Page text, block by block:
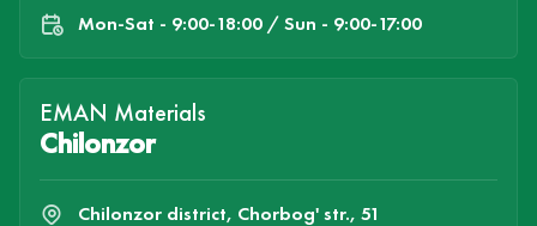
Mon-Sat - 9:00-18:00 / Sun - 9:00-17:00
EMAN Materials
Chilonzor
Chilonzor district, Chorbog' str., 51